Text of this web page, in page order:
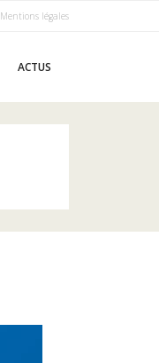
Mentions légales
ACTUS